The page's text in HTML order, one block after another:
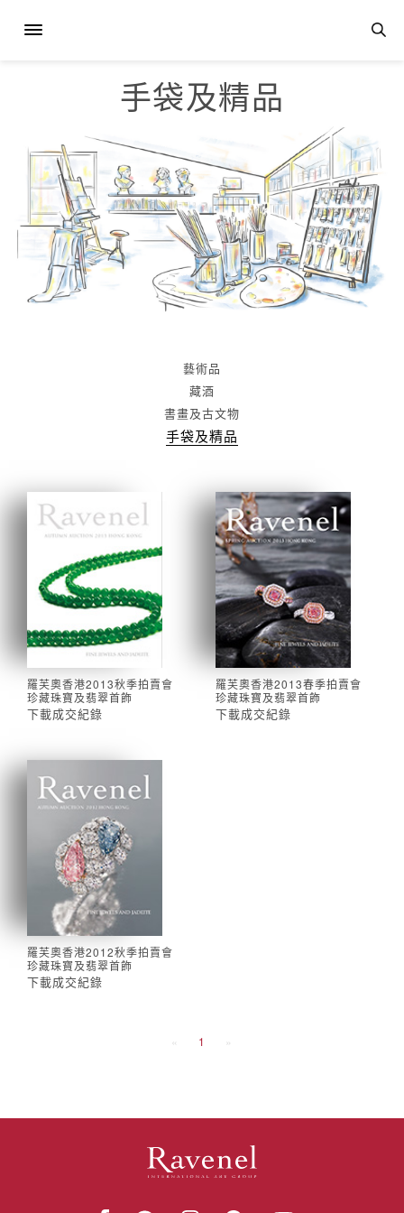
手袋及精品
藝術品
藏酒
書畫及古文物
手袋及精品
羅芙奧香港2013秋季拍賣會
珍藏珠寶及翡翠首飾
下載成交紀錄
羅芙奧香港2013春季拍賣會
珍藏珠寶及翡翠首飾
下載成交紀錄
羅芙奧香港2012秋季拍賣會
珍藏珠寶及翡翠首飾
下載成交紀錄
« 1 »